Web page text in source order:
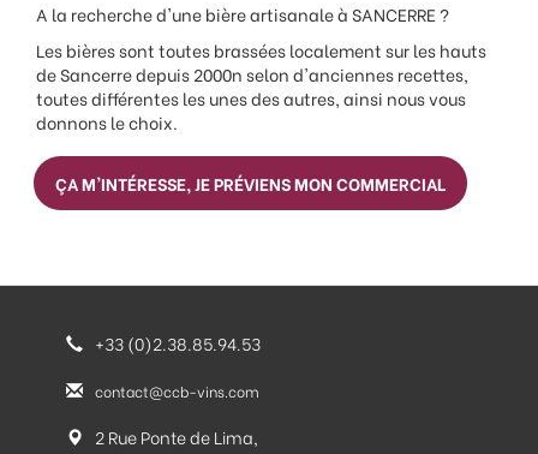
A la recherche d'une bière artisanale à SANCERRE ?
Les bières sont toutes brassées localement sur les hauts
de Sancerre depuis 2000n selon d'anciennes recettes,
toutes différentes les unes des autres, ainsi nous vous
donnons le choix.
ÇA M'INTÉRESSE, JE PRÉVIENS MON COMMERCIAL
+33 (0)2.38.85.94.53
contact@ccb-vins.com
2 Rue Ponte de Lima,